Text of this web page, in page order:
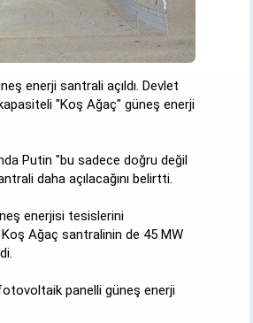
enerji santrali açıldı. Devlet
"Koş Ağaç" güneş enerji
Putin "bu sadece doğru değil
daha açılacağını belirtti.
enerjisi tesislerini
Koş Ağaç santralinin de 45 MW
panelli güneş enerji